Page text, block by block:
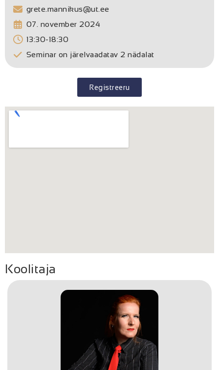
grete.mannikus@ut.ee
07. november 2024
13:30-18:30
Seminar on järelvaadatav 2 nädalat
Registreeru
Koolitaja